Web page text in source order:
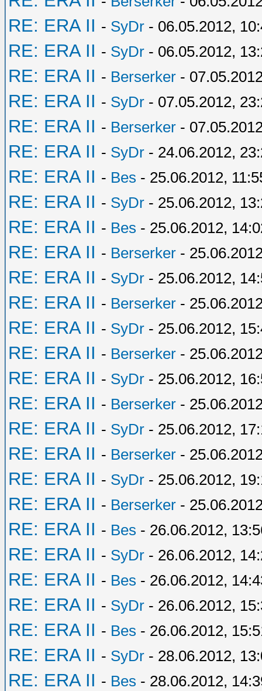
RE: ERA II - SyDr - 06.05.2012,
RE: ERA II - SyDr - 06.05.2012,
RE: ERA II - Berserker -
RE: ERA II - SyDr - 07.05.2012,
RE: ERA II - Berserker -
RE: ERA II - SyDr - 24.06.2012,
RE: ERA II - Bes - 25.06.2012,
RE: ERA II - SyDr - 25.06.2012,
RE: ERA II - Bes - 25.06.2012,
RE: ERA II - Berserker -
RE: ERA II - SyDr - 25.06.2012,
RE: ERA II - Berserker -
RE: ERA II - SyDr - 25.06.2012,
RE: ERA II - Berserker -
RE: ERA II - SyDr - 25.06.2012,
RE: ERA II - Berserker -
RE: ERA II - SyDr - 25.06.2012,
RE: ERA II - Berserker -
RE: ERA II - SyDr - 25.06.2012,
RE: ERA II - Berserker -
RE: ERA II - Bes - 26.06.2012,
RE: ERA II - SyDr - 26.06.2012,
RE: ERA II - Bes - 26.06.2012,
RE: ERA II - SyDr - 26.06.2012,
RE: ERA II - Bes - 26.06.2012,
RE: ERA II - SyDr - 28.06.2012,
RE: ERA II - Bes - 28.06.2012,